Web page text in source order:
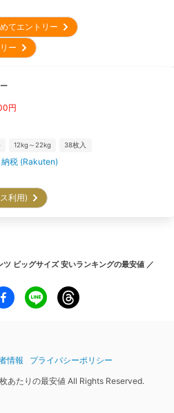
めてエントリー
リー
円
12kg～22kg 38枚入
税 (Rakuten)
ス利用)
ツ ビッグサイズ 安いランキングの最安値 ／
情報
プライバシーポリシー
あたりの最安値 All Rights Reserved.